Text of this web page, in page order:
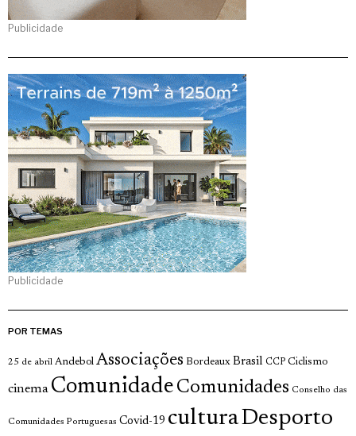
Publicidade
Publicidade
POR TEMAS
25 de abril Andebol Associações Bordeaux Brasil CCP Ciclismo
cinema Comunidade Comunidades Conselho das
Comunidades Portuguesas Covid-19 culturaDesporto